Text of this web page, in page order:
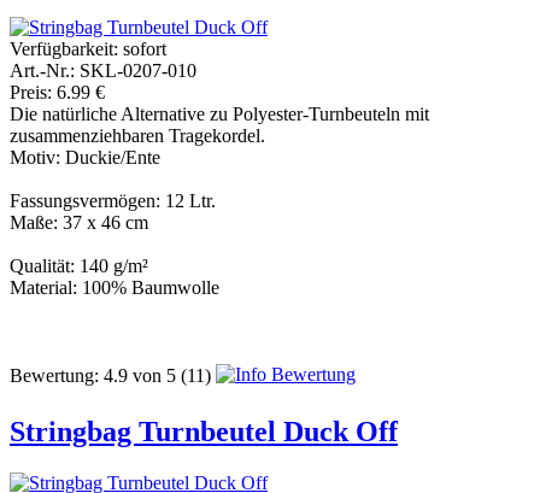
Verfügbarkeit: sofort
Art.-Nr.: SKL-0207-010
Preis: 6.99 €
Die natürliche Alternative zu Polyester-Turnbeuteln mit
zusammenziehbaren Tragekordel.
Motiv: Duckie/Ente
Fassungsvermögen: 12 Ltr.
Maße: 37 x 46 cm
Qualität: 140 g/m²
Material: 100% Baumwolle
Bewertung: 4.9 von 5 (11)
Stringbag Turnbeutel Duck Off